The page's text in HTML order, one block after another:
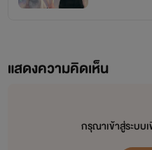
แสดงความคิดเห็น
กรุณาเข้าสู่ระบบ